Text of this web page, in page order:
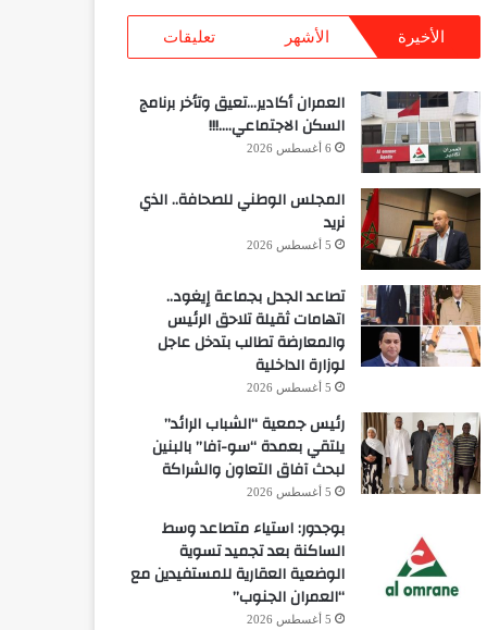
الأخيرة الأشهر تعليقات
العمران أكادير…تعيق وتأخر برنامج
السكن الاجتماعي….!!!
6 أغسطس 2026
المجلس الوطني للصحافة.. الذي
نريد
5 أغسطس 2026
تصاعد الجدل بجماعة إيغود..
اتهامات ثقيلة تلاحق الرئيس
والمعارضة تطالب بتدخل عاجل
لوزارة الداخلية
5 أغسطس 2026
رئيس جمعية “الشباب الرائد”
يلتقي بعمدة “سو-آفا” بالبنين
لبحث آفاق التعاون والشراكة
5 أغسطس 2026
بوجدور: استياء متصاعد وسط
الساكنة بعد تجميد تسوية
الوضعية العقارية للمستفيدين مع
“العمران الجنوب”
5 أغسطس 2026